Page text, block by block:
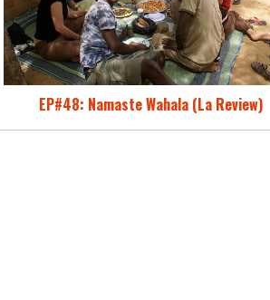
EP#48: Namaste Wahala (La Review)